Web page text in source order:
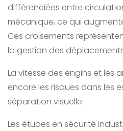
différenciées entre
mécanique, ce qui
Ces croisements
la gestion des
La vitesse des engins et les
encore les risques dans les
séparation visuelle.
Les études en sécurité